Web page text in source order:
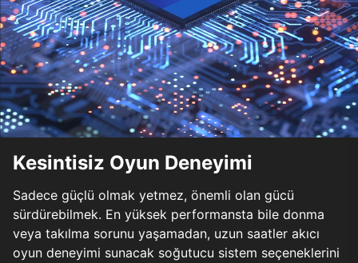
Kesintisiz Oyun Deneyimi
Sadece güçlü olmak yetmez, önemli olan gücü
sürdürebilmek. En yüksek performansta bile donma
veya takılma sorunu yaşamadan, uzun saatler akıcı
oyun deneyimi sunacak soğutucu sistem seçeneklerini